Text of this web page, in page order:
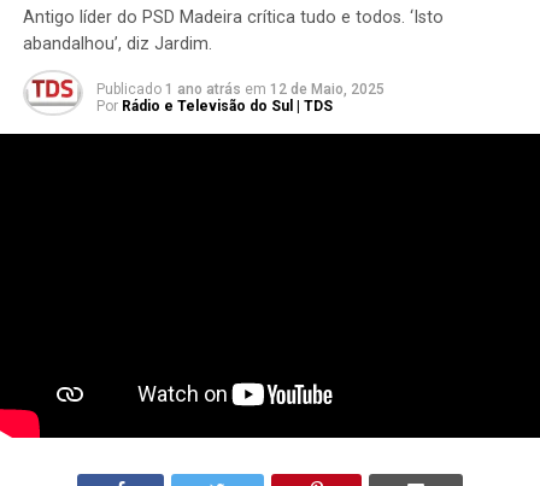
Antigo líder do PSD Madeira crítica tudo e todos. ‘Isto
abandalhou’, diz Jardim.
Publicado 1 ano atrás em 12 de Maio, 2025
Por Rádio e Televisão do Sul | TDS